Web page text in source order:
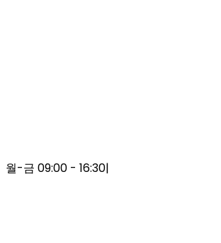
월-금 09:00 - 16:30|